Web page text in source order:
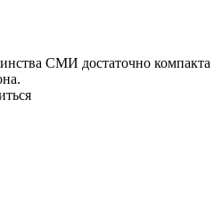
СМИ достаточно компакта